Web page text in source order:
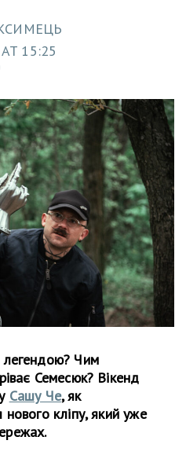
15:25
Чим
Семесюк? Вікенд
Сашу Че, як
нового кліпу, який уже